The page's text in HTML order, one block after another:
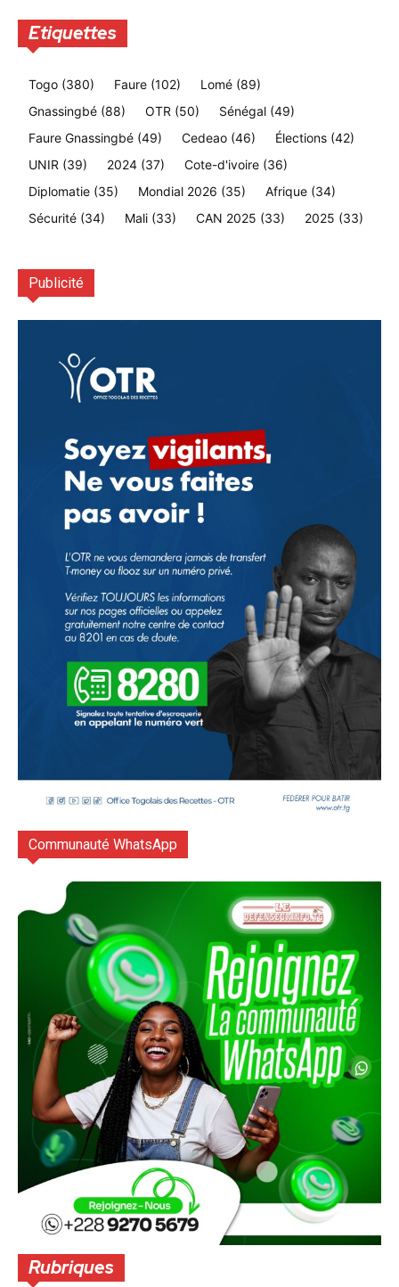
Etiquettes
Togo (380) Faure (102) Lomé (89)
Gnassingbé (88) OTR (50) Sénégal (49)
Faure Gnassingbé (49) Cedeao (46) Élections (42)
UNIR (39) 2024 (37) Cote-d'ivoire (36)
Diplomatie (35) Mondial 2026 (35) Afrique (34)
Sécurité (34) Mali (33) CAN 2025 (33) 2025 (33)
Publicité
Communauté WhatsApp
Rubriques